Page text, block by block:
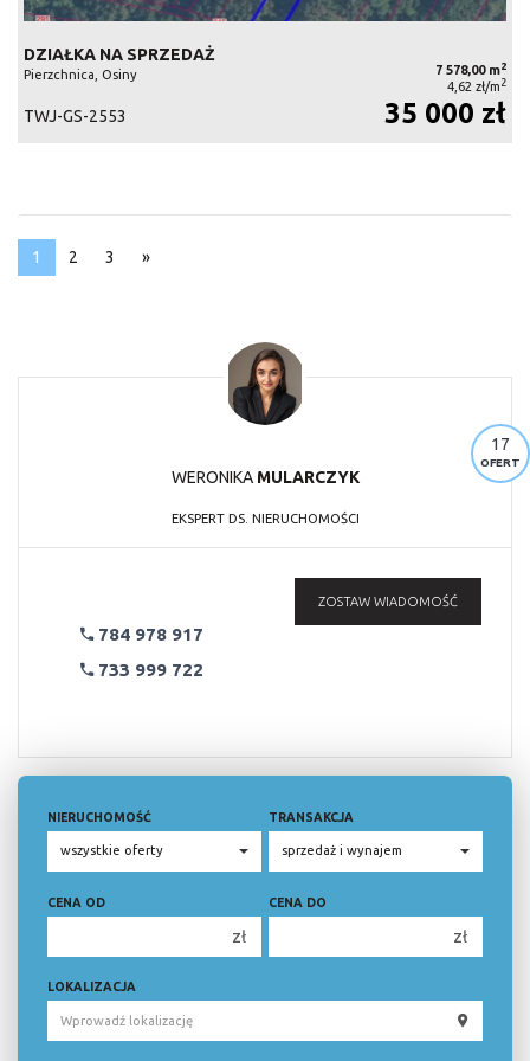
DZIAŁKA NA SPRZEDAŻ
Pierzchnica, Osiny 7 578,00 m2
4,62 zł/m 2
TWJ-GS-2553 35 000 zł
1 2 3 »
17
OFERT
WERONIKA MULARCZYK
EKSPERT DS. NIERUCHOMOŚCI
784 978 917
733 999 722
ZOSTAW WIADOMOŚĆ
NIERUCHOMOŚĆ TRANSAKCJA
CENA OD
zł
250 000 zł
CENA DO
zł
250 000 zł
LOKALIZACJA